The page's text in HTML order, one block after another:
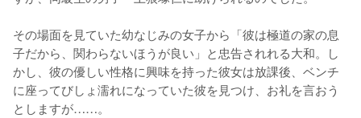
その場面を見ていた幼なじみの女子から「彼は極道の家の息
子だから、関わらないほうが良い」と忠告されれる大和。し
かし、彼の優しい性格に興味を持った彼女は放課後、ベンチ
に座ってびしょ濡れになっていた彼を見つけ、お礼を言おう
としますが……。